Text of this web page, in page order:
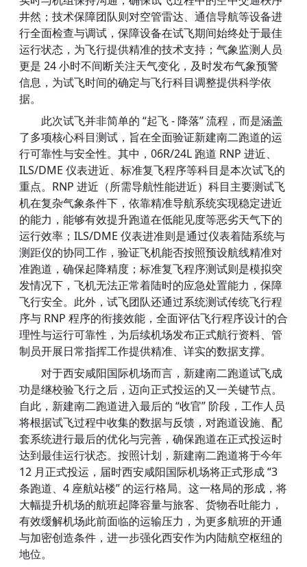
井然；技术保障团队则对空管雷达、通信导航等设备进
行全面检查与调试，保障设备在试飞期间始终处于最佳
运行状态，为飞行提供精准的技术支持；气象监测人员
更是 24 小时不间断关注天气变化，及时发布气象预警
信息，为试飞时间的确定与飞行科目调整提供科学依
据。
此次试飞并非简单的 “起飞 - 降落” 流程，而是涵盖
了多项核心科目测试，旨在全面验证新建南二跑道的运
行可靠性与安全性。其中，06R/24L 跑道 RNP 进近、
ILS/DME 仪表进近、标准复飞程序等科目是本次试飞的
重点。RNP 进近（所需导航性能进近）科目主要测试飞
机在复杂气象条件下，依靠精准导航系统实现稳定进近
的能力，能够有效提升跑道在低能见度等恶劣天气下的
运行效率；ILS/DME 仪表进准则是通过仪表着陆系统与
测距仪的协同工作，验证飞机能否按照预设航线精准对
准跑道，确保起降精度；标准复飞程序测试则是模拟突
发情况下，飞机无法正常着陆时的应急处置能力，保障
飞行安全。此外，试飞团队还通过系统测试传统飞行程
序与 RNP 程序的衔接效能，全面评估飞行程序设计的合
理性与运行可靠性，为后续机场发布正式航行资料、管
制员开展日常指挥工作提供精准、详实的数据支撑。
对于西安咸阳国际机场而言，新建南二跑道试飞成
功是继校验飞行之后，迈向正式投运的又一关键节点。
自此，新建南二跑道进入最后的 “收官” 阶段，工作人员
将根据试飞过程中收集的数据与反馈，对跑道设施、配
套系统进行最后的优化与完善，确保跑道在正式投运时
达到最佳运行状态。按照计划，新建南二跑道将于今年
12 月正式投运，届时西安咸阳国际机场将正式形成 “3
条跑道、4 座航站楼” 的运行格局。这一格局的形成，将
大幅提升机场的航班起降容量与旅客、货物吞吐能力，
有效缓解机场此前面临的运输压力，为更多航班的开通
与加密创造条件，进一步强化西安作为内陆航空枢纽的
地位。